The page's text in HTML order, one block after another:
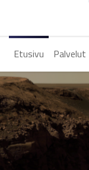
Etusivu Palvelut